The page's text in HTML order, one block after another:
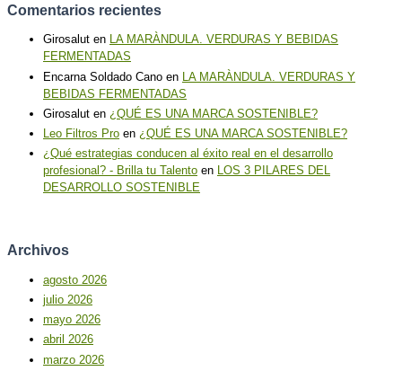
Comentarios recientes
Girosalut en LA MARÀNDULA. VERDURAS Y BEBIDAS
FERMENTADAS
Encarna Soldado Cano en LA MARÀNDULA. VERDURAS Y
BEBIDAS FERMENTADAS
Girosalut en ¿QUÉ ES UNA MARCA SOSTENIBLE?
Leo Filtros Pro en ¿QUÉ ES UNA MARCA SOSTENIBLE?
¿Qué estrategias conducen al éxito real en el desarrollo
profesional? - Brilla tu Talento en LOS 3 PILARES DEL
DESARROLLO SOSTENIBLE
Archivos
agosto 2026
julio 2026
mayo 2026
abril 2026
marzo 2026